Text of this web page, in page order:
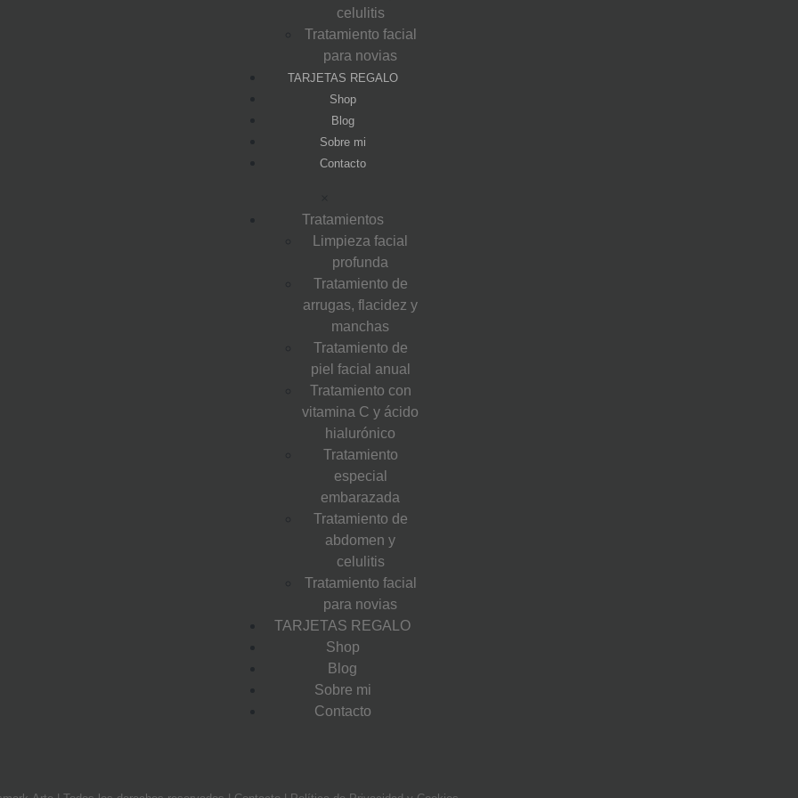
celulitis
Tratamiento facial
para novias
TARJETAS REGALO
Shop
Blog
Sobre mi
Contacto
Tratamientos
Limpieza facial
profunda
Tratamiento de
arrugas, flacidez y
manchas
Tratamiento de
piel facial anual
Tratamiento con
vitamina C y ácido
hialurónico
Tratamiento
especial
embarazada
Tratamiento de
abdomen y
celulitis
Tratamiento facial
para novias
TARJETAS REGALO
Shop
Blog
Sobre mi
Contacto